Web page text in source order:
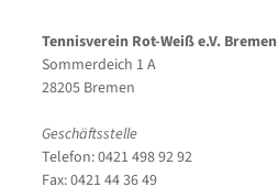
Tennisverein Rot-Weiß e.V. Bremen
Sommerdeich 1 A
28205 Bremen
Geschäftsstelle
Telefon: 0421 498 92 92
Fax: 0421 44 36 49